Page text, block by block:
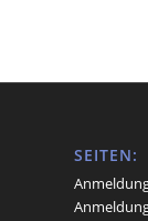
SEITEN: